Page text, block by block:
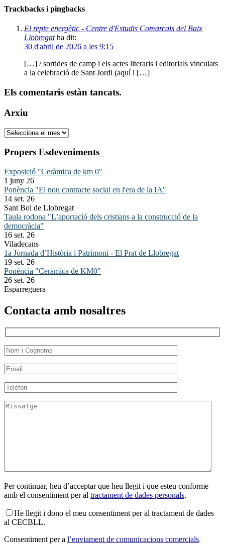
Trackbacks i pingbacks
El repte energètic - Centre d'Estudis Comarcals del Baix
Llobregat ha dit:
30 d'abril de 2026 a les 9:15
[…] / sortides de camp i els actes literaris i editorials vinculats
a la celebració de Sant Jordi (aquí i […]
Els comentaris estàn tancats.
Arxiu
Arxiu
Propers Esdeveniments
Exposició "Ceràmica de km 0"
1 juny 26
Ponència "El nou contracte social en l'era de la IA"
14 set. 26
Sant Boi de Llobregat
Taula rodona "L’aportació dels cristians a la construcció de la
democràcia"
16 set. 26
Viladecans
1a Jornada d’Història i Patrimoni - El Prat de Llobregat
19 set. 26
Ponència "Ceràmica de KM0"
26 set. 26
Esparreguera
Contacta amb nosaltres
Per continuar, heu d’acceptar que heu llegit i que esteu conforme
amb el consentiment per al tractament de dades personals.
He llegit i dono el meu consentiment per al tractament de dades
al CECBLL.
Consentiment per a l’enviament de comunicacions comercials.